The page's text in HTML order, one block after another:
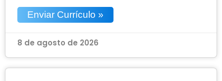
Enviar Currículo »
8 de agosto de 2026